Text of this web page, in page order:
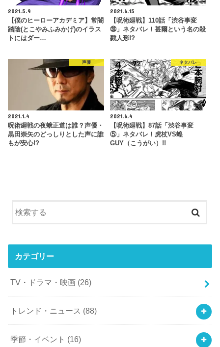
2021.5.9
【僕のヒーローアカデミア】常闇
踏陰(とこやみふみかげ)のイラス
トにはダー…
2021.6.15
【呪術廻戦】110話「渋谷事変
㉘」ネタバレ！甚爾という名の殺
戮人形!?
声優
2021.1.4
呪術廻戦の夜蛾正道は誰？声優・
黒田崇矢のどっしりとした声に誰
もが安心!?
ネタバレ
2021.6.4
【呪術廻戦】87話「渋谷事変
⑤」ネタバレ！虎杖VS蝗
GUY（こうがい）!!
カテゴリー
TV・ドラマ・映画 (26)
トレンド・ニュース (88)
季節・イベント (16)